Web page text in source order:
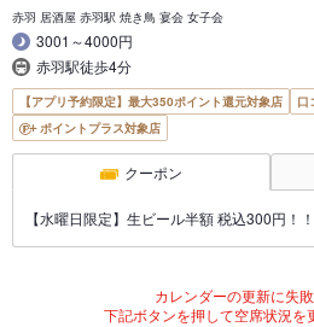
赤羽 居酒屋 赤羽駅 焼き鳥 宴会 女子会
3001～4000円
赤羽駅徒歩4分
【アプリ予約限定】最大350ポイント還元対象店
口
ポイントプラス対象店
クーポン
【水曜日限定】生ビール半額 税込300円！！
カレンダーの更新に失敗
下記ボタンを押して空席状況を